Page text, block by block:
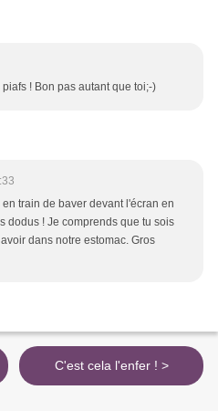
! Bon pas autant que toi;-)
train de baver devant l'écran en
dodus ! Je comprends que tu sois
dans notre estomac. Gros
C'est cela l'enfer ! >